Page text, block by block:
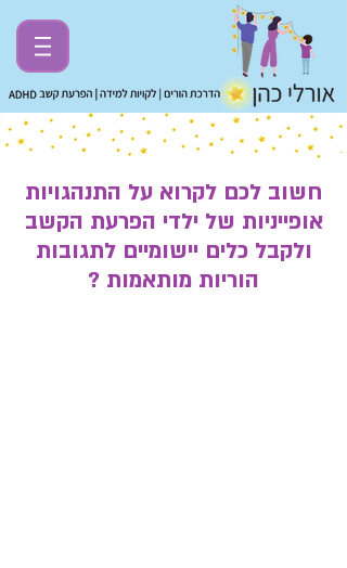
חשוב לכם לקרוא על התנהגויות
אופייניות של ילדי הפרעת הקשב
ולקבל כלים יישומיים לתגובות
הוריות מותאמות ?